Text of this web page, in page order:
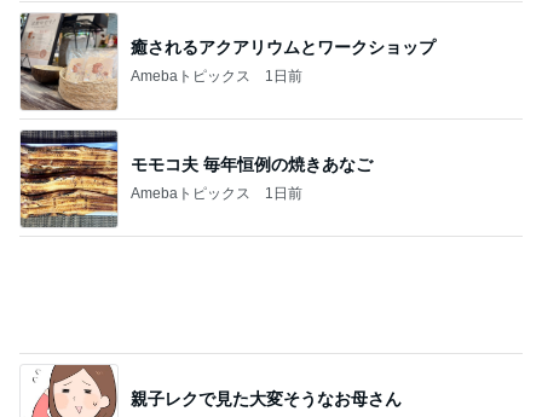
癒されるアクアリウムとワークショップ
Amebaトピックス 1日前
モモコ夫 毎年恒例の焼きあなご
Amebaトピックス 1日前
親子レクで見た大変そうなお母さん